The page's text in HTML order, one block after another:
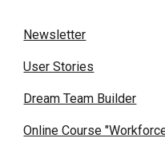
Newsletter
User Stories
Dream Team Builder
Online Course